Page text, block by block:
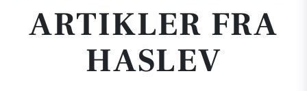
ARTIKLER FRA
HASLEV